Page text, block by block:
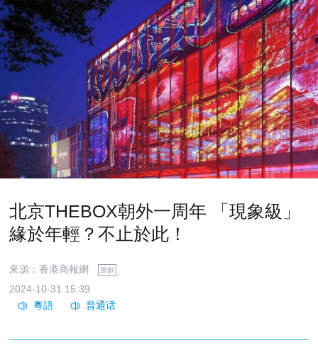
北京THEBOX朝外一周年 「現象級」
緣於年輕？不止於此！
來源：香港商報網 原創
2024-10-31 15:39